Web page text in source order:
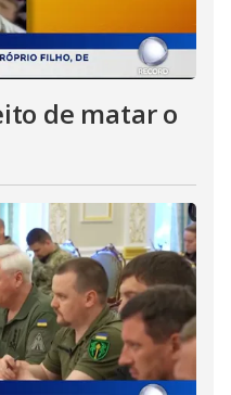
de matar o